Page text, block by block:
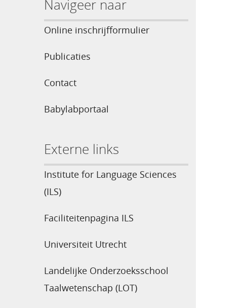
Navigeer naar
Online inschrijfformulier
Publicaties
Contact
Babylabportaal
Externe links
Institute for Language Sciences
(ILS)
Faciliteitenpagina ILS
Universiteit Utrecht
Landelijke Onderzoeksschool
Taalwetenschap (LOT)